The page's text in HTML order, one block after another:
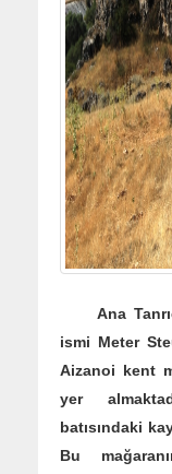
Ana
ismi Meter
Aizanoi kent
yer
batısındaki
Bu